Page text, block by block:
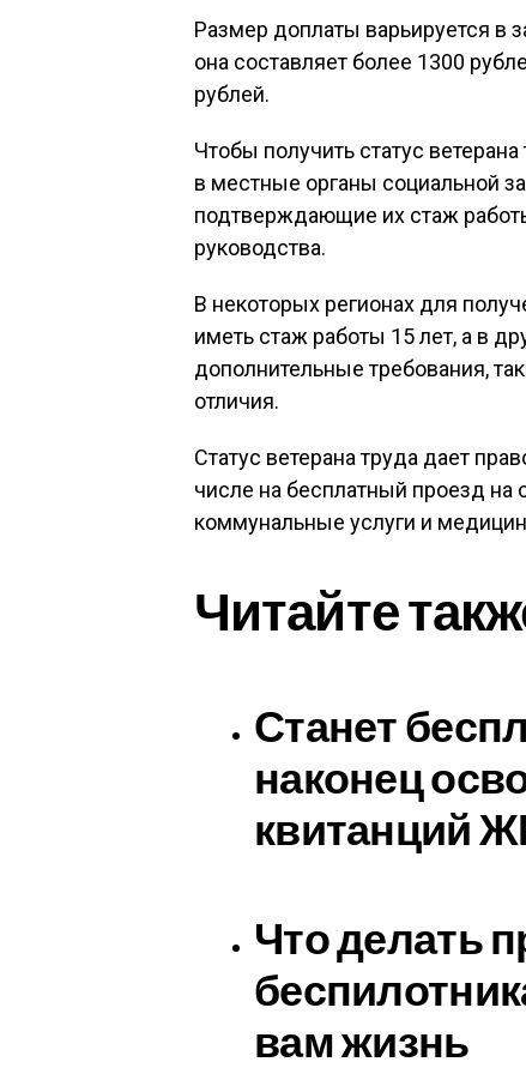
Размер доплаты варьируется в
она составляет более 1300
рублей.
Чтобы получить статус
в местные органы социальной
подтверждающие их стаж
руководства.
В некоторых регионах для
иметь стаж работы 15 лет, а в
дополнительные требования,
отличия.
Статус ветерана труда дает
числе на бесплатный проезд на
коммунальные услуги и
Читайте
Станет
наконец
квитанций
Что делать
вам жизнь